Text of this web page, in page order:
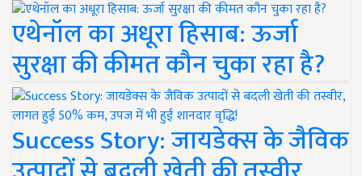
एथेनॉल का अधूरा हिसाब: ऊर्जा
सुरक्षा की कीमत कौन चुका रहा है?
Success Story: जायडेक्स के जैविक